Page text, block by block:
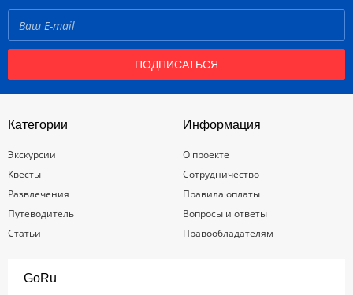
ПОДПИСАТЬСЯ
Категории
Экскурсии
Квесты
Развлечения
Путеводитель
Статьи
Информация
О проекте
Сотрудничество
Правила оплаты
Вопросы и ответы
Правообладателям
GoRu